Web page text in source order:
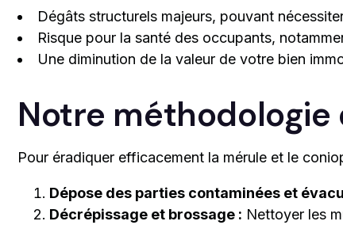
Dégâts structurels majeurs, pouvant
Risque pour la santé des occupants,
Une diminution de la valeur de votre bien
Notre
Pour éradiquer efficacement la mérule et le
Dépose des parties contaminées et
Décrépissage et brossage : Nettoyer les